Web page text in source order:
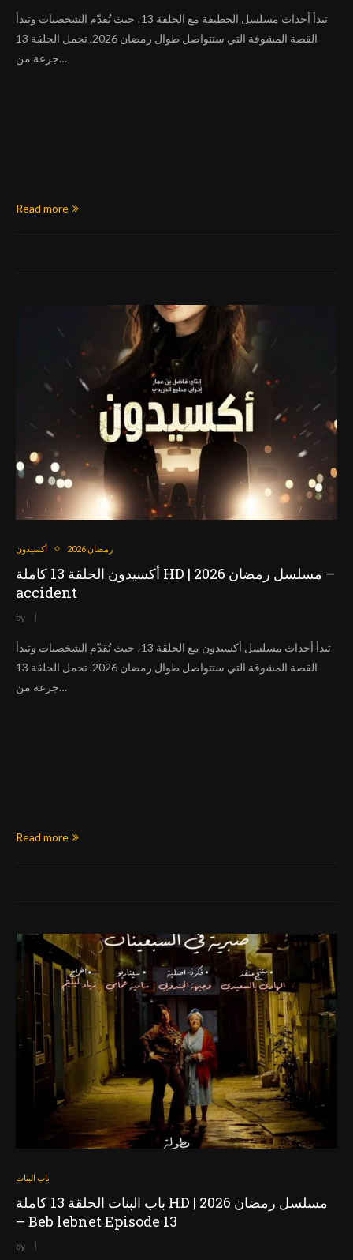
تبدأ أحداث مسلسل الخطيفة مع الحلقة 13، حيث تُقدّم الشخصيات وتبدأ
القصة المشوقة التي ستتواصل طوال رمضان 2026. تحمل الحلقة 13
جرعة من…
Read more
أكسيدون رمضان 2026
أكسيدون الحلقة 13 كاملة HD | مسلسل رمضان 2026 –
accident
by
تبدأ أحداث مسلسل أكسيدون مع الحلقة 13، حيث تُقدّم الشخصيات وتبدأ
القصة المشوقة التي ستتواصل طوال رمضان 2026. تحمل الحلقة 13
جرعة من…
Read more
باب البنات
باب البنات الحلقة 13 كاملة HD | مسلسل رمضان 2026
– Beb lebnet Episode 13
by